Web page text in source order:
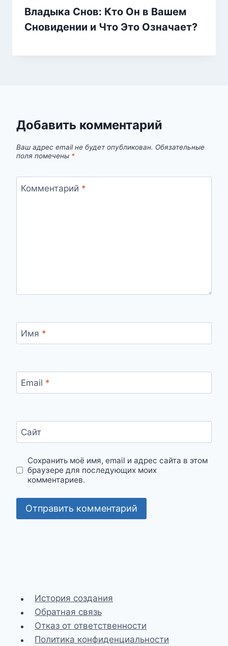
Владыка Снов: Кто Он в Вашем
Сновидении и Что Это Означает?
Добавить комментарий
Ваш адрес email не будет опубликован. Обязательные
поля помечены *
Комментарий *
Имя *
Email *
Сайт
Сохранить моё имя, email и адрес сайта в этом
браузере для последующих моих
комментариев.
История создания
Обратная связь
Отказ от ответственности
Политика конфиденциальности